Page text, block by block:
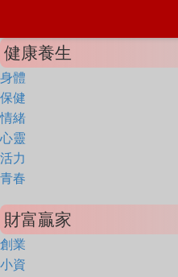
健康養生
身體
保健
情緒
心靈
活力
青春
財富贏家
創業
小資